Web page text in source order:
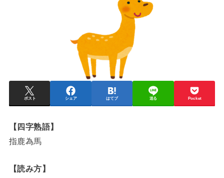
ポスト シェア はてブ 送る Pocket
【四字熟語】
指鹿為馬
【読み方】